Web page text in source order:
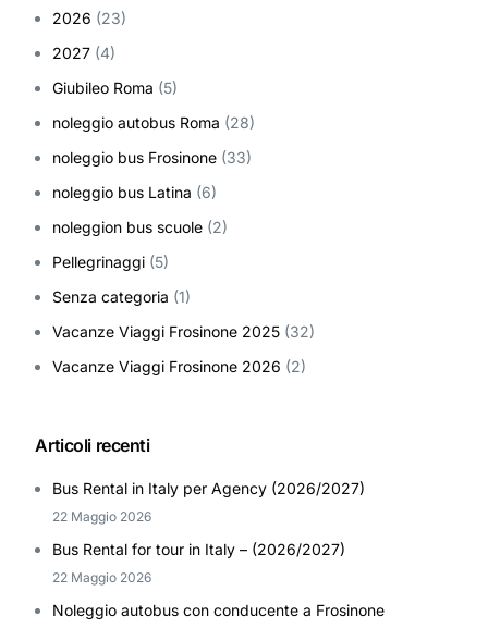
2026 (23)
2027 (4)
Giubileo Roma (5)
noleggio autobus Roma (28)
noleggio bus Frosinone (33)
noleggio bus Latina (6)
noleggion bus scuole (2)
Pellegrinaggi (5)
Senza categoria (1)
Vacanze Viaggi Frosinone 2025 (32)
Vacanze Viaggi Frosinone 2026 (2)
Articoli recenti
Bus Rental in Italy per Agency (2026/2027)
22 Maggio 2026
Bus Rental for tour in Italy – (2026/2027)
22 Maggio 2026
Noleggio autobus con conducente a Frosinone